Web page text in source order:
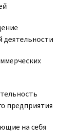
деятельности
предприятия
на себя